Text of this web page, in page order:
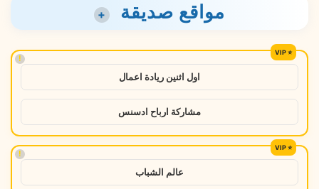
مواقع صديقة +
!
اول اثنين ريادة اعمال
مشاركة ارباح ادسنس
!
عالم الشباب